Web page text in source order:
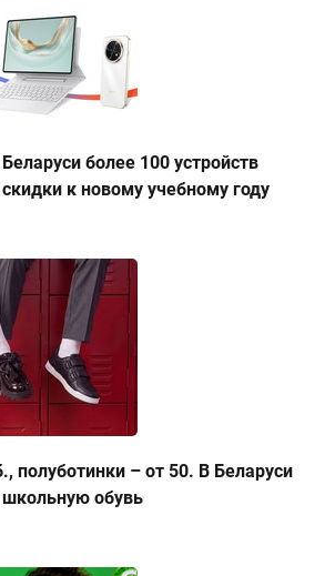
более 100 устройств
к новому учебному году
полуботинки – от 50. В Беларуси
обувь